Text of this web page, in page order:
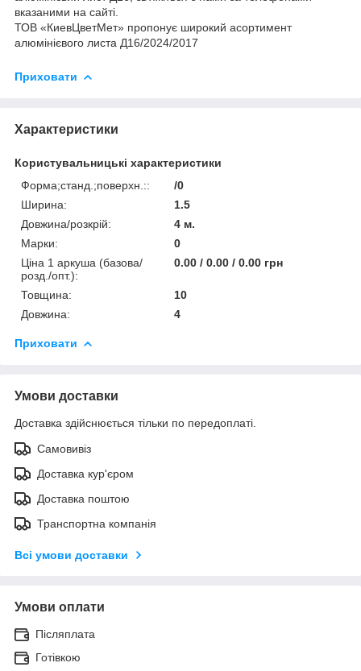
вказаними на сайті.
ТОВ «КиевЦветМет» пропонує широкий асортимент
алюмінієвого листа Д16/2024/2017
Приховати
Характеристики
Користувальницькі характеристики
Форма;станд.;поверхн.::
/0
Ширина:
1.5
Довжина/розкрій:
4 м.
Марки:
0
Ціна 1 аркуша (базова/
розд./опт.):
0.00 / 0.00 / 0.00 грн
Товщина:
10
Довжина:
4
Приховати
Умови доставки
Доставка здійснюється тільки по передоплаті.
Самовивіз
Доставка кур'єром
Доставка поштою
Транспортна компанія
Всі умови доставки
Умови оплати
Післяплата
Готівкою